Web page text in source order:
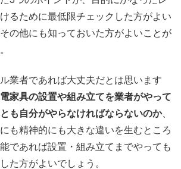
るために最低限チェックした方がよい
の他にも知っておいた方がよいことが
業者であれば大丈夫だとは思います
家具の設置や組み立てを業者がやって
も自分がやらなければならないのか、
も精神的にも大きな違いを生むところ
であれば設置・組み立てまでやっても
た方がよいでしょう。